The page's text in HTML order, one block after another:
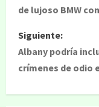
de lujoso BMW
Siguiente:
Albany podría
crímenes de odio